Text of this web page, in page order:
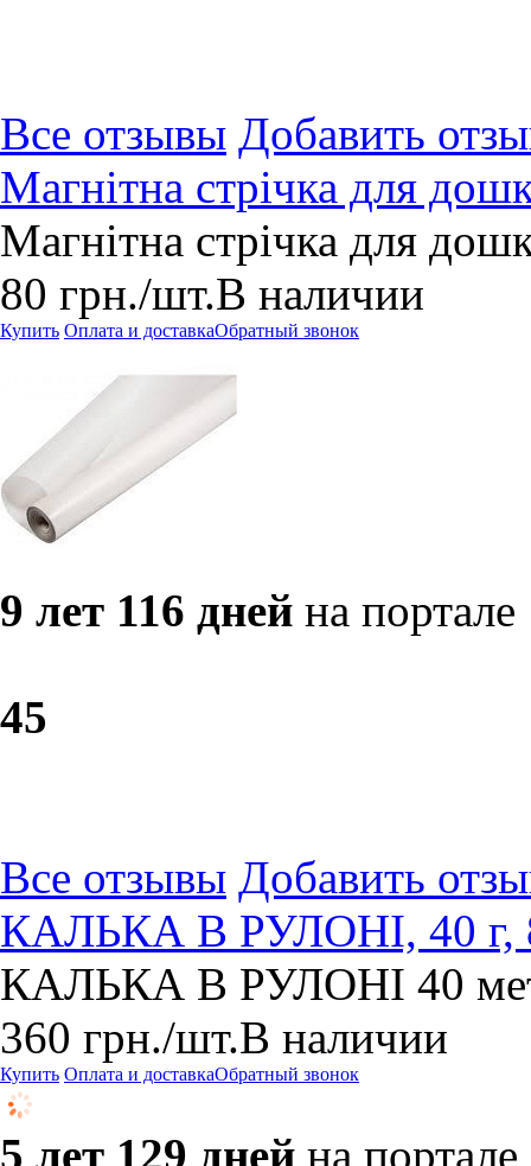
Все отзывы Добавить
Магнітна стрічка для
Магнітна стрічка для
80 грн./шт.В наличии
Купить Оплата и доставкаОбратный звонок
9 лет 116 дней на портале
45
Все отзывы Добавить
КАЛЬКА В РУЛОНІ, 40 г,
КАЛЬКА В РУЛОНІ 40
360 грн./шт.В наличии
Купить Оплата и доставкаОбратный звонок
5 лет 129 дней на портале